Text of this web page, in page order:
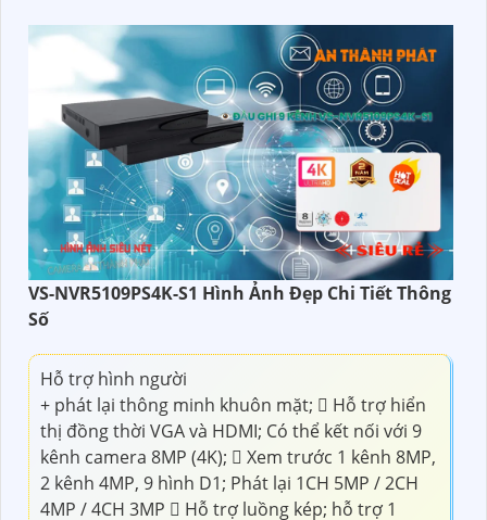
VS-NVR5109PS4K-S1 Hình Ảnh Đẹp Chi Tiết Thông
Số
Hỗ trợ hình người
+ phát lại thông minh khuôn mặt;  Hỗ trợ hiển
thị đồng thời VGA và HDMI; Có thể kết nối với 9
kênh camera 8MP (4K);  Xem trước 1 kênh 8MP,
2 kênh 4MP, 9 hình D1; Phát lại 1CH 5MP / 2CH
4MP / 4CH 3MP  Hỗ trợ luồng kép; hỗ trợ 1